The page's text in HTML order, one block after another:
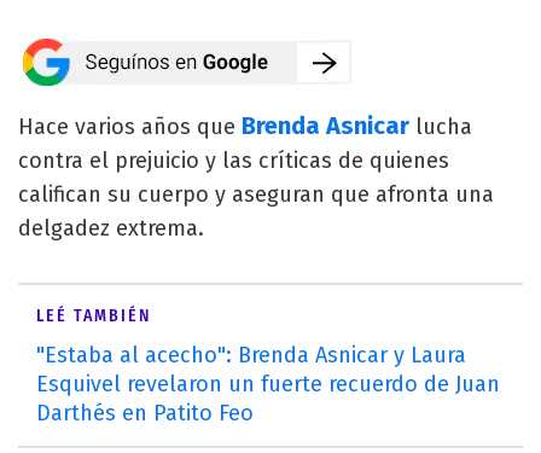
Hace varios años que Brenda Asnicar lucha
contra el prejuicio y las críticas de quienes
califican su cuerpo y aseguran que afronta una
delgadez extrema.
LEÉ TAMBIÉN
"Estaba al acecho": Brenda Asnicar y Laura
Esquivel revelaron un fuerte recuerdo de Juan
Darthés en Patito Feo